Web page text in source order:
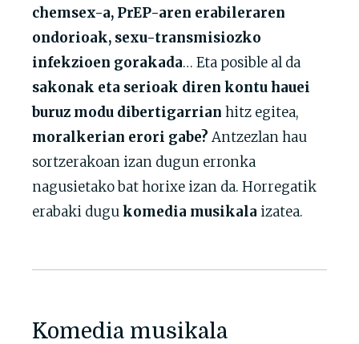
chemsex-a, PrEP-aren erabileraren
ondorioak, sexu-transmisiozko
infekzioen gorakada… Eta posible al da
sakonak eta serioak diren kontu hauei
buruz modu dibertigarrian hitz egitea,
moralkerian erori gabe? Antzezlan hau
sortzerakoan izan dugun erronka
nagusietako bat horixe izan da. Horregatik
erabaki dugukomedia musikala izatea.
Komedia musikala